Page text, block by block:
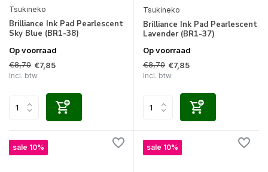
Tsukineko
Brilliance Ink Pad Pearlescent
Sky Blue (BR1-38)
Op voorraad
€8,70 €7,85
Incl. btw
Tsukineko
Brilliance Ink Pad Pearlescent
Lavender (BR1-37)
Op voorraad
€8,70 €7,85
Incl. btw
sale 10% sale 10%